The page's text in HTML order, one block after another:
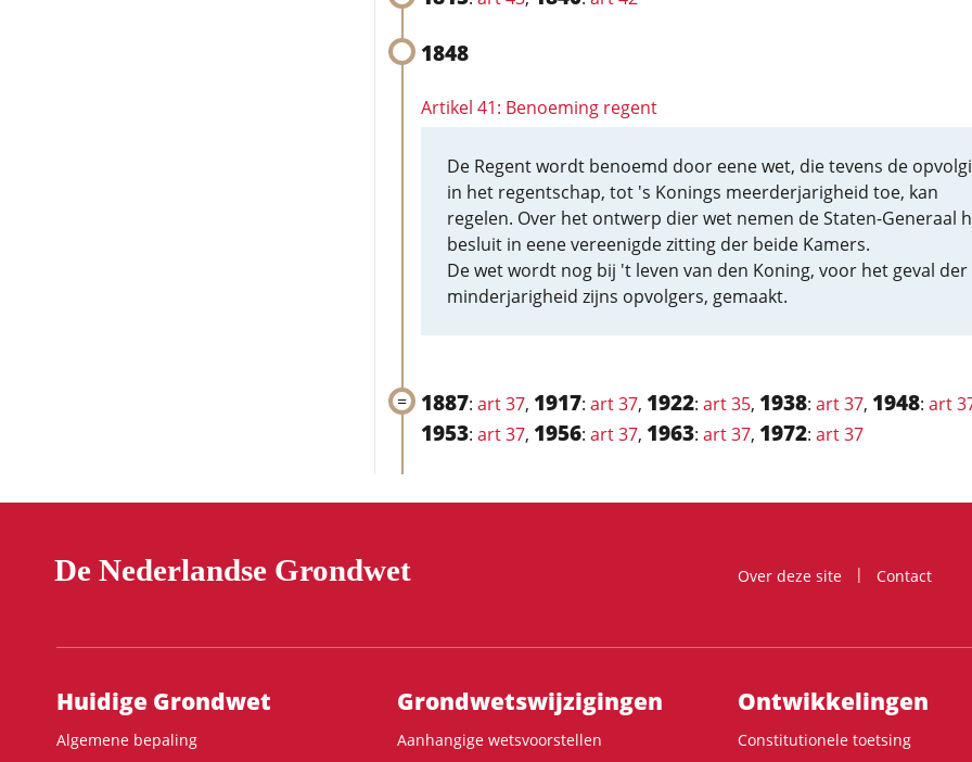
1848
Artikel 41: Benoeming regent
De Regent wordt benoemd door eene wet, die tevens de
in het regentschap, tot 's Konings meerderjarigheid toe, kan
regelen. Over het ontwerp dier wet nemen de Staten-Generaal
besluit in eene vereenigde zitting der beide Kamers.
De wet wordt nog bij 't leven van den Koning, voor het geval der
minderjarigheid zijns opvolgers, gemaakt.
1887: art 37, 1917: art 37, 1922: art 35, 1938: art 37, 1948: art
1953: art 37, 1956: art 37, 1963: art 37, 1972: art 37
De Nederlandse Grondwet Over deze site
Contact
Hoofdnavigatie
Huidige Grondwet
Algemene bepaling
Grondwets­wijzigingen
Aanhangige wetsvoorstellen
Ontwikke­lingen
Constitutionele toetsing